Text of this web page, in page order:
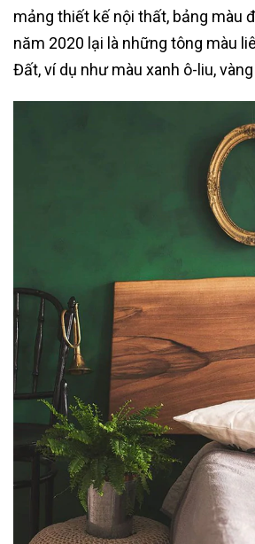
mảng thiết kế nội thất, bảng màu
năm 2020 lại là những tông màu
Đất, ví dụ như màu xanh ô-liu,